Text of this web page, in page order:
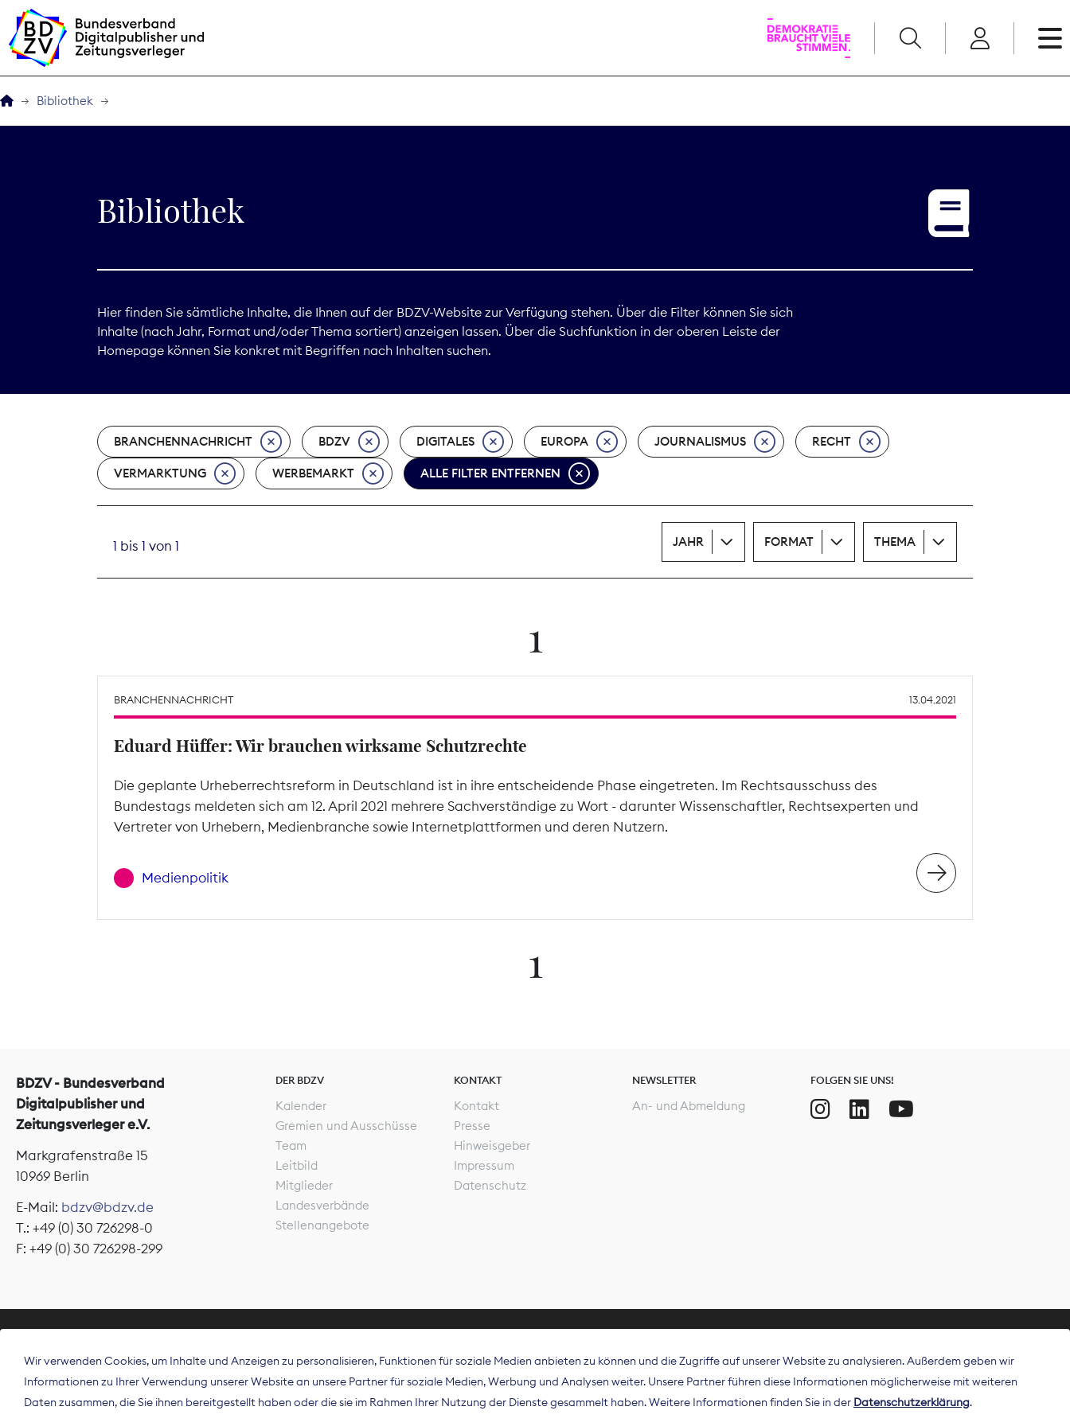
BDZVplus GmbH
Service
Print
Bibliothek
Bibliothek
Hier finden Sie sämtliche Inhalte, die Ihnen auf der BDZV-Website zur Verfügung stehen. Über die Filter können Sie sich
Inhalte (nach Jahr, Format und/oder Thema sortiert) anzeigen lassen. Über die Suchfunktion in der oberen Leiste der
Homepage können Sie konkret mit Begriffen nach Inhalten suchen.
BRANCHENNACHRICHT BDZV DIGITALES EUROPA JOURNALISMUS RECHT
VERMARKTUNG WERBEMARKT ALLE FILTER ENTFERNEN
1 bis 1 von 1 JAHR FORMAT THEMA
1
BRANCHENNACHRICHT 13.04.2021
Eduard Hüffer: Wir brauchen wirksame Schutzrechte
Die geplante Urheberrechtsreform in Deutschland ist in ihre entscheidende Phase eingetreten. Im Rechtsausschuss des
Bundestags meldeten sich am 12. April 2021 mehrere Sachverständige zu Wort - darunter Wissenschaftler, Rechtsexperten und
Vertreter von Urhebern, Medienbranche sowie Internetplattformen und deren Nutzern.
Medienpolitik
1
BDZV - Bundesverband
Digitalpublisher und
Zeitungsverleger e.V.
Markgrafenstraße 15
10969 Berlin
E-Mail: bdzv@bdzv.de
T.: +49 (0) 30 726298-0
F: +49 (0) 30 726298-299
DER BDZV
Kalender
Gremien und Ausschüsse
Team
Leitbild
Mitglieder
Landesverbände
Stellenangebote
KONTAKT
Kontakt
Presse
Hinweisgeber
Impressum
Datenschutz
NEWSLETTER
An- und Abmeldung
FOLGEN SIE UNS!
Der Bundesverband Digitalpublisher und Zeitungsverleger (BDZV) vertritt als
Spitzenorganisation die Interessen der Zeitungsverlage und digitalen Publisher in
Deutschland und auf EU-Ebene.
Wir verwenden Cookies, um Inhalte und Anzeigen zu personalisieren, Funktionen für soziale Medien anbieten zu können und die Zugriffe auf unserer Website zu analysieren. Außerdem geben wir
Informationen zu Ihrer Verwendung unserer Website an unsere Partner für soziale Medien, Werbung und Analysen weiter. Unsere Partner führen diese Informationen möglicherweise mit weiteren
Daten zusammen, die Sie ihnen bereitgestellt haben oder die sie im Rahmen Ihrer Nutzung der Dienste gesammelt haben. Weitere Informationen finden Sie in der Datenschutzerklärung.